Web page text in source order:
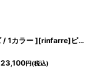
[ S-Lサイズ / 1カラー ][rinfarre]ピンクベージュ・ジャガード・胸元ファスナー・タイト・ミディアムドレス・ワンピース[薗田杏奈着用][送料無料]
23,100円(税込)